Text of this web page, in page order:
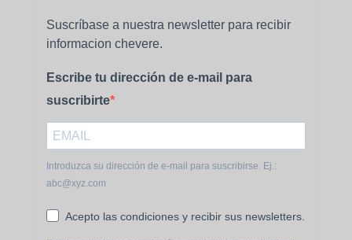
Suscríbase a nuestra newsletter para recibir
informacion chevere.
Escribe tu dirección de e-mail para
suscribirte
Introduzca su dirección de e-mail para suscribirse. Ej.:
abc@xyz.com
Acepto las condiciones y recibir sus newsletters.